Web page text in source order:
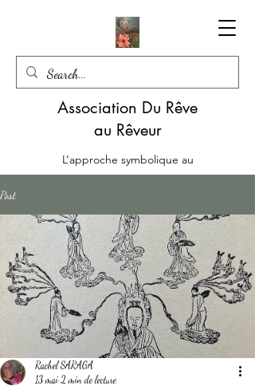
Association Du Rêve
au Rêveur
L’approche symbolique au
06.85.22.51.57
Le Livre en version papier : Les Emotions en Médiation - Alchimie du Lien de Rachel SARAGA
Post
Rachel SARAGA
13 mai 2 min de lecture